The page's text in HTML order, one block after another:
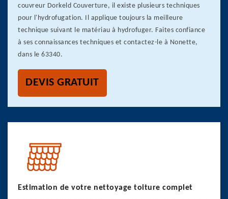
couvreur Dorkeld Couverture, il existe plusieurs techniques
pour l'hydrofugation. Il applique toujours la meilleure
technique suivant le matériau à hydrofuger. Faites confiance
à ses connaissances techniques et contactez-le à Nonette,
dans le 63340.
DEVIS GRATUIT
Estimation de votre nettoyage toiture complet